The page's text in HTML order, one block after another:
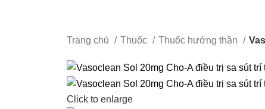
Trang chủ Thuốc Thuốc hướng thần
Click to enlarge